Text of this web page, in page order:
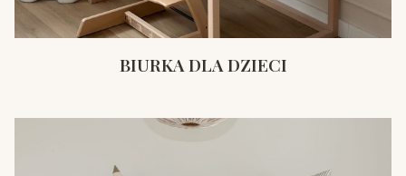
BIURKA DLA DZIECI